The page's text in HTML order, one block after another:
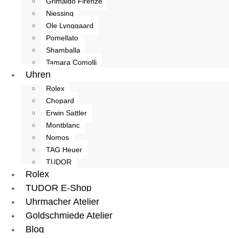
Niessing
Ole Lynggaard
Pomellato
Shamballa
Tamara Comolli
Uhren
Rolex
Chopard
Erwin Sattler
Montblanc
Nomos
TAG Heuer
TUDOR
Rolex
TUDOR E-Shop
Uhrmacher Atelier
Goldschmiede Atelier
Blog